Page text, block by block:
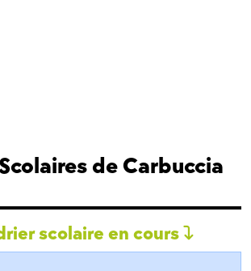
de Carbuccia
scolaire en cours